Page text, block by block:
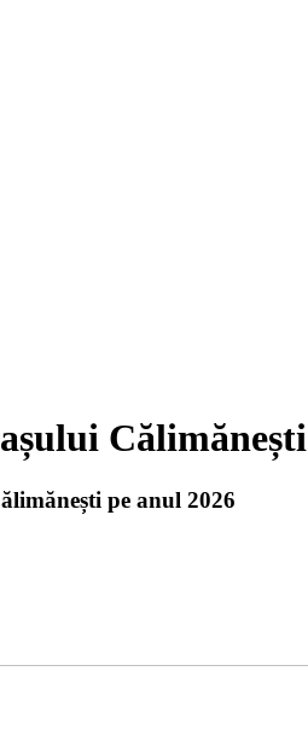
Călimănești
pe anul 2026